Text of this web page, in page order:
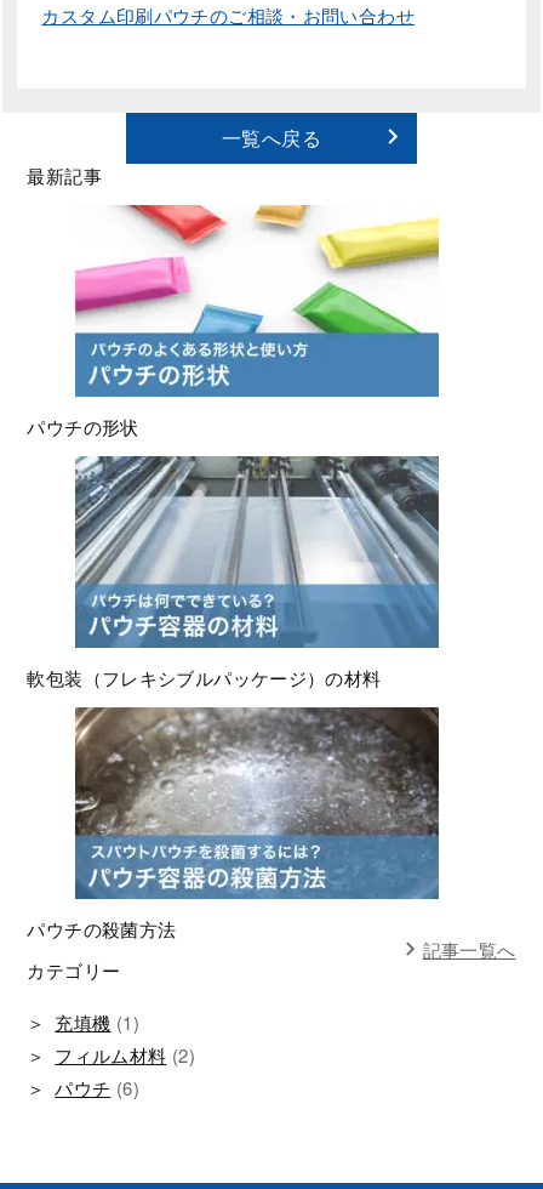
カスタム印刷パウチのご相談・お問い合わせ
一覧へ戻る
最新記事
パウチの形状
軟包装（フレキシブルパッケージ）の材料
パウチの殺菌方法
記事一覧へ
カテゴリー
充填機 (1)
フィルム材料 (2)
パウチ (6)